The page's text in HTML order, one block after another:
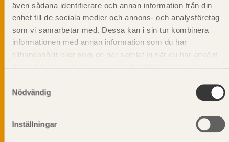
även sådana identifierare och annan information från din
enhet till de sociala medier och annons- och analysföretag
som vi samarbetar med. Dessa kan i sin tur kombinera
informationen med annan information som du har
tillhandahållit eller som de har samlat in när du har använt
Nödvändig
Inställningar
personuppgifter alltid hanteras på ett ansvarsfullt sätt.
Läs vår